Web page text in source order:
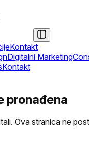
Kontakt
Digitalni Marketing
Kontakt
pronađena
Ova stranica ne